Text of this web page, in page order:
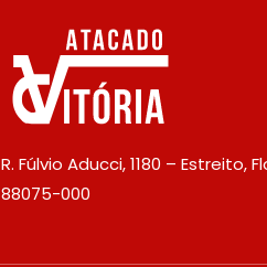
R. Fúlvio Aducci, 1180 – Estreito,
88075-000